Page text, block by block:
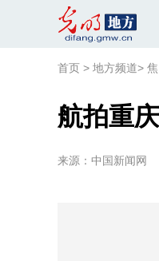
首页 > 地方频道>
航拍重
来源： 中国新闻网